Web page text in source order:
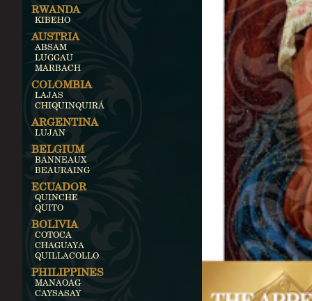
RWANDA
KIBEHO
AUSTRIA
ABSAM
LUGGAU
MARBACH
COLOMBIA
LAJAS
CHIQUINQUIRÁ
ARGENTINA
LUJAN
BELGIUM
BANNEAUX
BEAURAING
ECUADOR
QUINCHE
QUITO
BOLIVIA
COTOCA
CHAGUAYA
QUILLACOLLO
PHILIPPINES
MANAOAG
CAYSASAY